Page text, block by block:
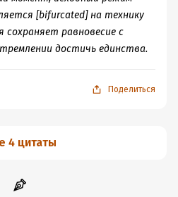
[bifurcated] на технику
сохраняет равновесие с
достичь единства.
Поделиться
4 цитаты